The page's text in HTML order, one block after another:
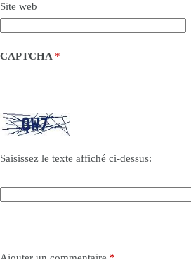
Site web
CAPTCHA *
Saisissez le texte affiché ci-dessus: